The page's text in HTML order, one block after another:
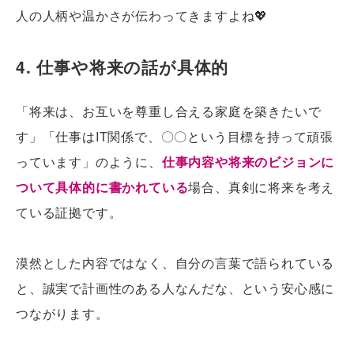
人の人柄や温かさが伝わってきますよね💖
4. 仕事や将来の話が具体的
「将来は、お互いを尊重し合える家庭を築きたいで
す」「仕事はIT関係で、〇〇という目標を持って頑張
っています」のように、 仕事内容や将来のビジョンに
ついて具体的に書かれている場合、真剣に将来を考え
ている証拠です。
漠然とした内容ではなく、自分の言葉で語られている
と、誠実で計画性のある人なんだな、という安心感に
つながります。